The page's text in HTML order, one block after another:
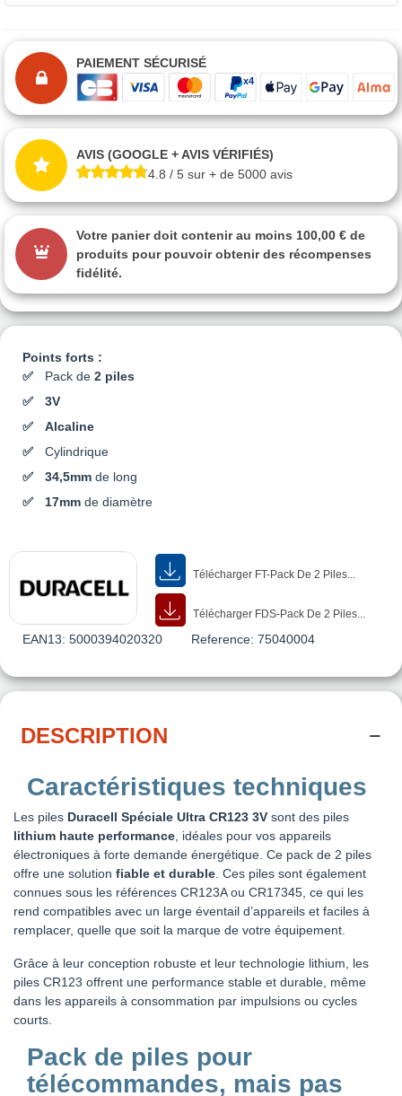
Points forts :
Pack de 2 piles
3V
Alcaline
Cylindrique
34,5mm de long
17mm de diamètre
Télécharger FT-Pack De 2 Piles...
Télécharger FDS-Pack De 2 Piles...
EAN13: 5000394020320 Reference: 75040004
PAIEMENT SÉCURISÉ
AVIS (GOOGLE + AVIS VÉRIFIÉS)
4.8 / 5 sur + de 5000 avis
Votre panier doit contenir au moins 100,00 € de
produits pour pouvoir obtenir des récompenses
fidélité.
DESCRIPTION
Caractéristiques techniques
Les piles Duracell Spéciale Ultra CR123 3V sont des piles
lithium haute performance , idéales pour vos appareils
électroniques à forte demande énergétique. Ce pack de 2 piles
offre une solution fiable et durable . Ces piles sont également
connues sous les références CR123A ou CR17345, ce qui les
rend compatibles avec un large éventail d’appareils et faciles à
remplacer, quelle que soit la marque de votre équipement.
Grâce à leur conception robuste et leur technologie lithium, les
piles CR123 offrent une performance stable et durable, même
dans les appareils à consommation par impulsions ou cycles
courts.
Pack de piles pour
télécommandes, mais pas